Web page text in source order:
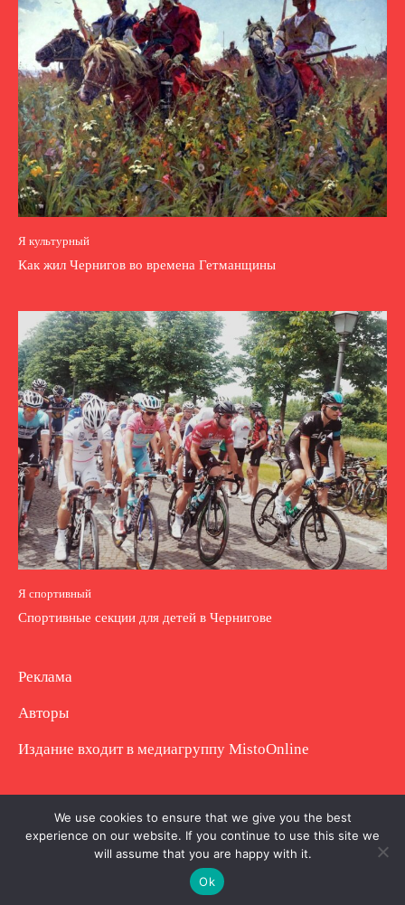
Я культурный
Как жил Чернигов во времена Гетманщины
Я спортивный
Спортивные секции для детей в Чернигове
Реклама
Авторы
Издание входит в медиагруппу MistoOnline
Copyright © Полное использование материала
запрещено. Частично разрешено с гиперссылкой.
We use cookies to ensure that we give you the best
experience on our website. If you continue to use this site we
will assume that you are happy with it.
Ok